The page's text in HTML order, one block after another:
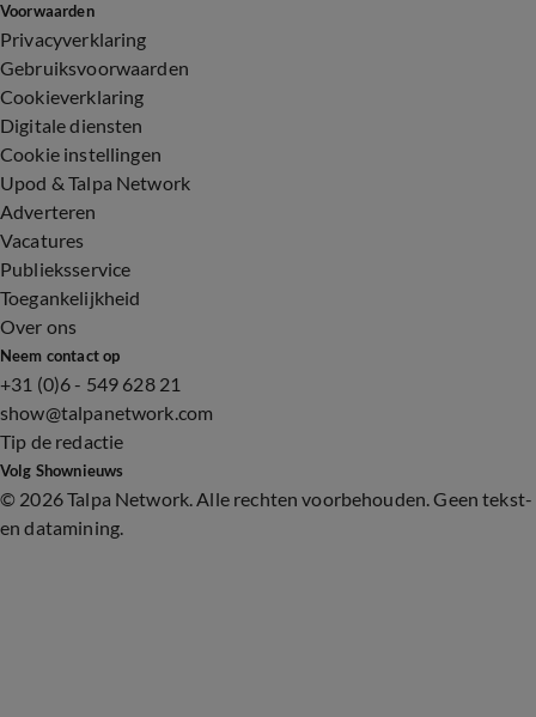
Voorwaarden
Privacyverklaring
Gebruiksvoorwaarden
Cookieverklaring
Digitale diensten
Cookie instellingen
Upod & Talpa Network
Adverteren
Vacatures
Publieksservice
Toegankelijkheid
Over ons
Neem contact op
+31 (0)6 - 549 628 21
show@talpanetwork.com
Tip de redactie
Volg Shownieuws
© 2026 Talpa Network. Alle rechten voorbehouden. Geen tekst-
en datamining.